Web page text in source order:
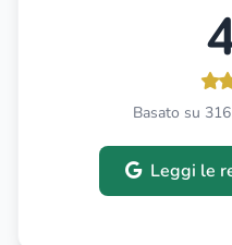
Basato su
Leggi le